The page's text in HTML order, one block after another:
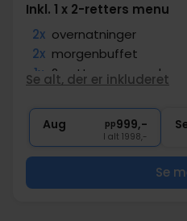
Inkl. 1 x 2-retters menu
2x overnatninger
2x morgenbuffet
1x 2-retters menu a la
1x 1 velkomstdrink
Se alt, der er inkluderet
Aug pp999,-
I alt 1998,-
Se